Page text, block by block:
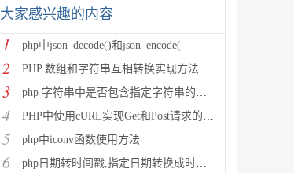
大家感兴趣的内容
1 php中json_decode()和json_encode(
2 PHP 数组和字符串互相转换实现方法
3 php 字符串中是否包含指定字符串的多种方法
4 PHP中使用cURL实现Get和Post请求的方法
5 php中iconv函数使用方法
6 php日期转时间戳,指定日期转换成时间戳